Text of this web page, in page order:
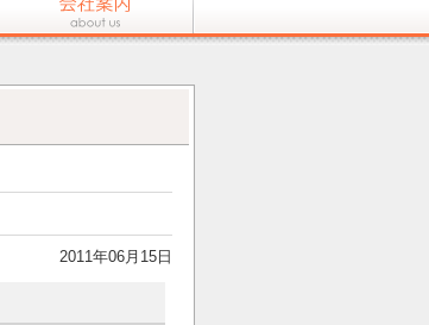
2011年06月15日